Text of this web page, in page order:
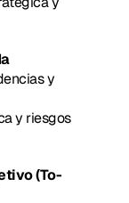
y
y riesgos
(To-